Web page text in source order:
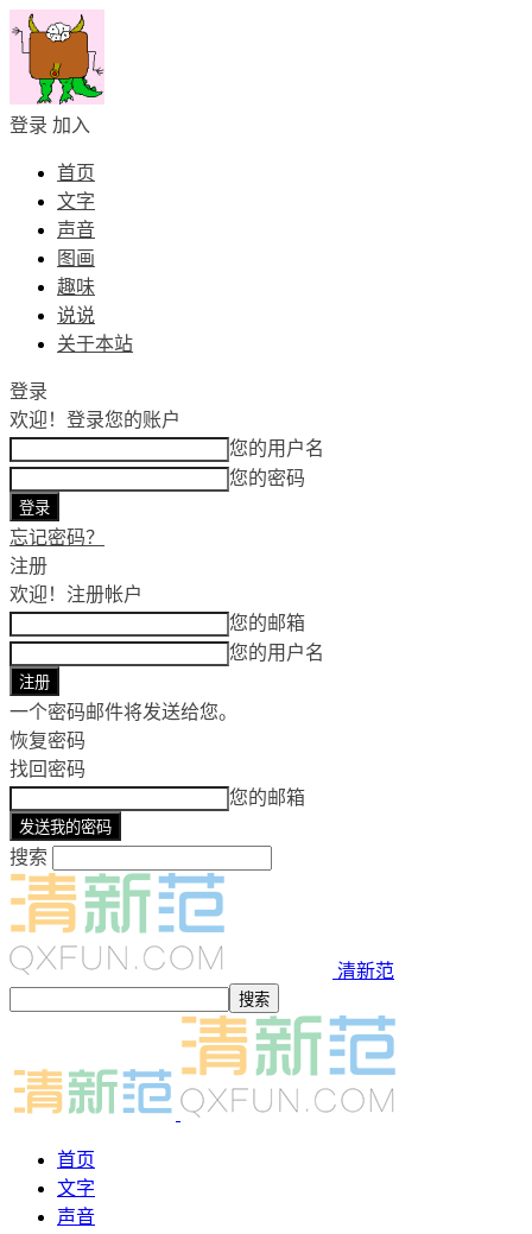
登录 加入
首页
文字
声音
图画
趣味
说说
关于本站
登录
欢迎！ 登录您的账户
您的用户名
您的密码
忘记密码？
注册
欢迎！ 注册帐户
您的邮箱
您的用户名
一个密码邮件将发送给您。
恢复密码
找回密码
您的邮箱
搜索
清新范
首页
文字
声音